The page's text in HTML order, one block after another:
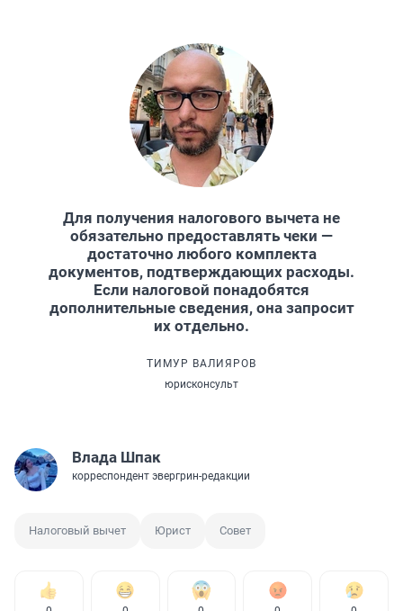
Для получения налогового вычета не
обязательно предоставлять чеки —
достаточно любого комплекта
документов, подтверждающих расходы.
Если налоговой понадобятся
дополнительные сведения, она запросит
их отдельно.
ТИМУР ВАЛИЯРОВ
юрисконсульт
Влада Шпак
корреспондент эвергрин-редакции
Налоговый вычет Юрист Совет